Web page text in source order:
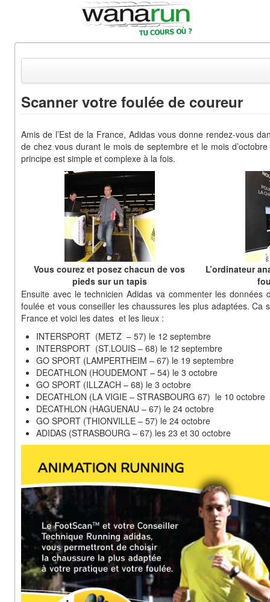
Equipements & Tests
Parcours & Courses
Outils & Réseaux
Scanner votre foulée de coureur
Amis de l’Est de la France, Adidas vous donne rendez-vous
de chez vous durant le mois de septembre et le mois
principe est simple et complexe à la fois.
Vous courez et posez chacun de vos
pieds sur un tapis
L’ordinateur
Ensuite avec le technicien Adidas va commenter les données
foulée et vous conseiller les chaussures les plus adaptées. Ca
France et voici les dates et les lieux :
INTERSPORT (METZ – 57) le 12 septembre
INTERSPORT (ST.LOUIS – 68) le 12 septembre
GO SPORT (LAMPERTHEIM – 67) le 19 septembre
DECATHLON (HOUDEMONT – 54) le 3 octobre
GO SPORT (ILLZACH – 68) le 3 octobre
DECATHLON (LA VIGIE – STRASBOURG 67) le 10 octobre
DECATHLON (HAGUENAU – 67) le 24 octobre
GO SPORT (THIONVILLE – 57) le 24 octobre
ADIDAS (STRASBOURG – 67) les 23 et 30 octobre